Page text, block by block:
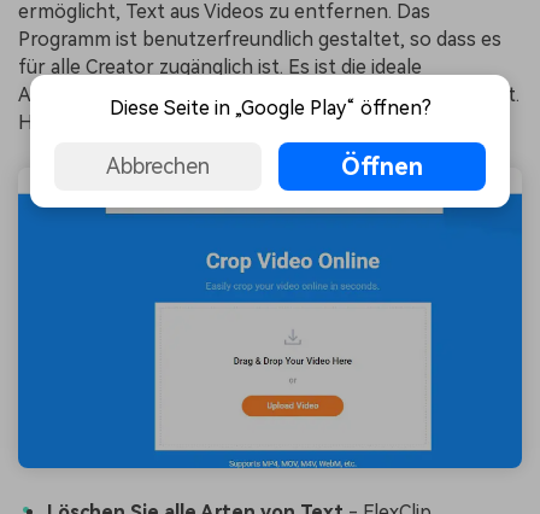
ermöglicht, Text aus Videos zu entfernen. Das
Programm ist benutzerfreundlich gestaltet, so dass es
für alle Creator zugänglich ist. Es ist die ideale
Alternative zu HitPaw, weil es so einfach zu bedienen ist.
Hier sind seine Funktionen:
Diese Seite in „Google Play“ öffnen?
Abbrechen Öffnen